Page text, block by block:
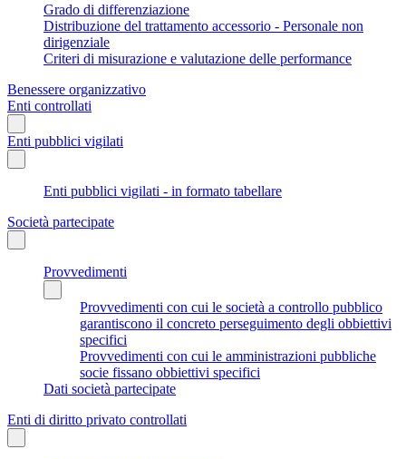
Grado di differenziazione
Distribuzione del trattamento accessorio - Personale non
dirigenziale
Criteri di misurazione e valutazione delle performance
Benessere organizzativo
Enti controllati
Enti pubblici vigilati
Enti pubblici vigilati - in formato tabellare
Società partecipate
Provvedimenti
Provvedimenti con cui le società a controllo pubblico
garantiscono il concreto perseguimento degli obbiettivi
specifici
Provvedimenti con cui le amministrazioni pubbliche
socie fissano obbiettivi specifici
Dati società partecipate
Enti di diritto privato controllati